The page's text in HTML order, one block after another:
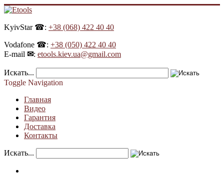
KyivStar ☎: +38 (068) 422 40 40
Vodafone ☎: +38 (050) 422 40 40
E-mail ✉: etools.kiev.ua@gmail.com
Искать...
Toggle Navigation
Главная
Видео
Гарантия
Доставка
Контакты
Искать...